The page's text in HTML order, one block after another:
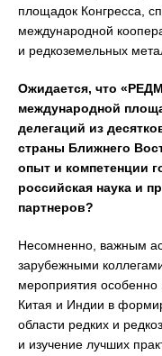
площадок Конгресса,
международной
и редкоземельных
Ожидается, что
международной
делегаций из
страны Ближнего
опыт и компетенции
российская наука и
партнеров?
Несомненно, важным
зарубежными
мероприятия
Китая и Индии в
области редких и
и изучение лучших